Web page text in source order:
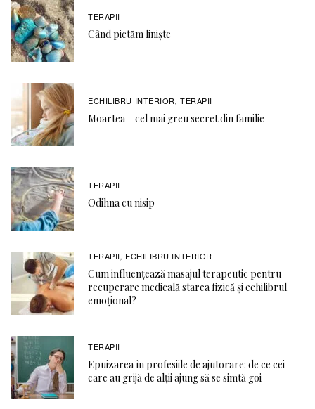
TERAPII
Când pictăm liniște
ECHILIBRU INTERIOR ,TERAPII
Moartea – cel mai greu secret din familie
TERAPII
Odihna cu nisip
TERAPII, ECHILIBRU INTERIOR
Cum influențează masajul terapeutic pentru
recuperare medicală starea fizică și echilibrul
emoțional?
TERAPII
Epuizarea în profesiile de ajutorare: de ce cei
care au grijă de alții ajung să se simtă goi